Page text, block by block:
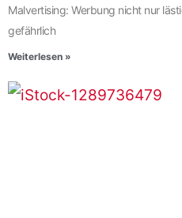
Malvertising: Werbung nicht nur
gefährlich
Weiterlesen »